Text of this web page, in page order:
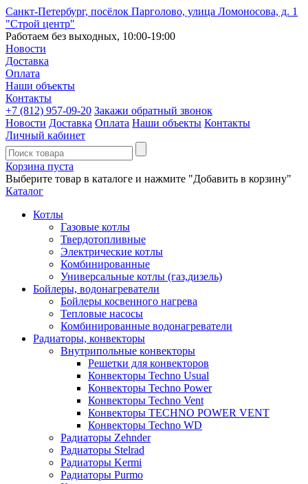
Санкт-Петербург, посёлок Парголово, улица Ломоносова, д. 1
"Строй центр"
Работаем без выходных, 10:00-19:00
Новости
Доставка
Оплата
Наши объекты
Контакты
+7 (812) 957-09-20 Закажи обратный звонок
Новости Доставка Оплата Наши объекты Контакты
Личный кабинет
Корзина пуста
Выберите товар в каталоге и нажмите "Добавить в корзину"
Каталог
Котлы
Газовые котлы
Твердотопливные
Электрические котлы
Комбинированные
Универсальные котлы (газ,дизель)
Бойлеры, водонагреватели
Бойлеры косвенного нагрева
Тепловые насосы
Комбинированные водонагреватели
Радиаторы, конвекторы
Внутрипольные конвекторы
Решетки для конвекторов
Конвекторы Techno Usual
Конвекторы Techno Power
Конвекторы Techno Vent
Конвекторы TECHNO POWER VENT
Конвекторы Techno WD
Радиаторы Zehnder
Радиаторы Stelrad
Радиаторы Kermi
Радиаторы Purmo